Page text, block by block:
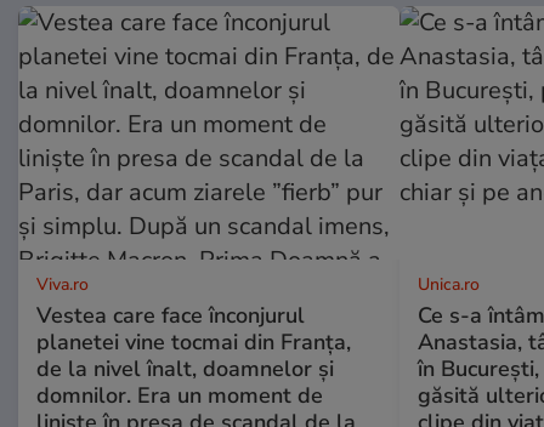
Viva.ro
Vestea care face înconjurul
planetei vine tocmai din Franța,
de la nivel înalt, doamnelor și
domnilor. Era un moment de
Unica.ro
Ce s-a
Anastasia,
în
găsită